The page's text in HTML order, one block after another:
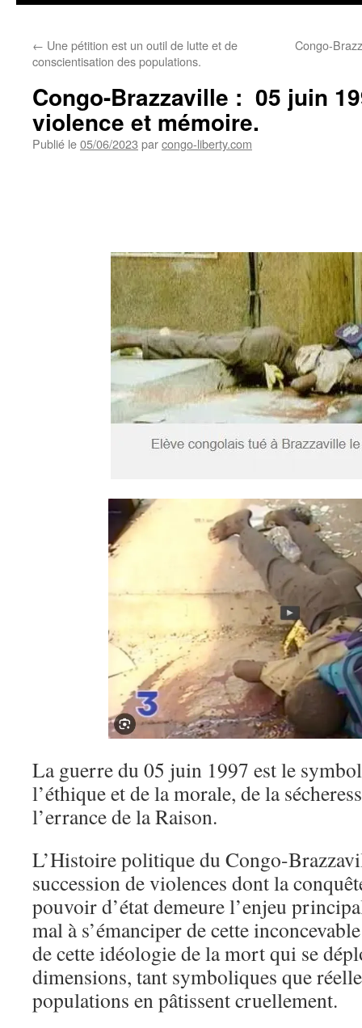
← Une pétition est un outil de lutte et de
conscientisation des populations.
Congo-
Congo-Brazzaville : 05 juin
violence et mémoire.
Publié le05/06/2023 parcongo-liberty.com
La guerre du 05 juin 1997 est le
l’éthique et de la morale, de la
l’errance de la Raison.
L’Histoire politique du Congo-
succession de violences dont la
pouvoir d’état demeure l’enjeu
mal à s’émanciper de cette
de cette idéologie de la mort qui se
dimensions, tant symboliques que
populations en pâtissent cruellement.